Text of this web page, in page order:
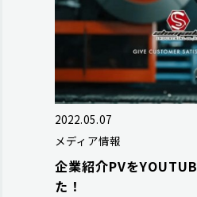
2022.05.07
メディア情報
企業紹介PVを
た！